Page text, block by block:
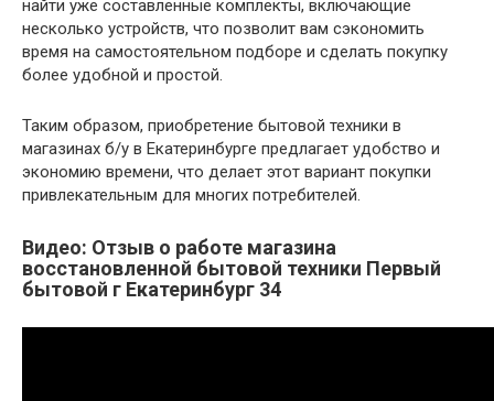
найти уже составленные комплекты, включающие
несколько устройств, что позволит вам сэкономить
время на самостоятельном подборе и сделать покупку
более удобной и простой.
Таким образом, приобретение бытовой техники в
магазинах б/у в Екатеринбурге предлагает удобство и
экономию времени, что делает этот вариант покупки
привлекательным для многих потребителей.
Видео: Отзыв о работе магазина
восстановленной бытовой техники Первый
бытовой г Екатеринбург 34